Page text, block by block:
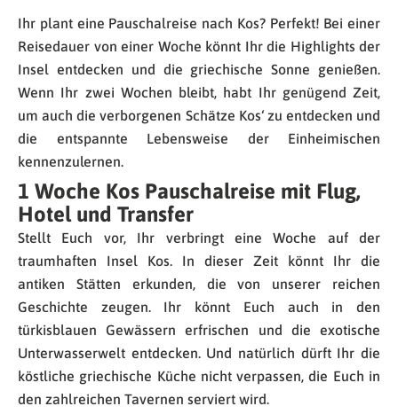
Ihr plant eine Pauschalreise nach Kos? Perfekt! Bei einer
Reisedauer von einer Woche könnt Ihr die Highlights der
Insel entdecken und die griechische Sonne genießen.
Wenn Ihr zwei Wochen bleibt, habt Ihr genügend Zeit,
um auch die verborgenen Schätze Kos‘ zu entdecken und
die entspannte Lebensweise der Einheimischen
kennenzulernen.
1 Woche Kos Pauschalreise mit Flug,
Hotel und Transfer
Stellt Euch vor, Ihr verbringt eine Woche auf der
traumhaften Insel Kos. In dieser Zeit könnt Ihr die
antiken Stätten erkunden, die von unserer reichen
Geschichte zeugen. Ihr könnt Euch auch in den
türkisblauen Gewässern erfrischen und die exotische
Unterwasserwelt entdecken. Und natürlich dürft Ihr die
köstliche griechische Küche nicht verpassen, die Euch in
den zahlreichen Tavernen serviert wird.